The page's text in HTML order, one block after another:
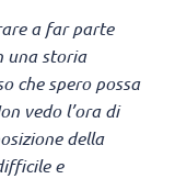
a far parte
una storia
che spero possa
vedo l’ora di
della
e